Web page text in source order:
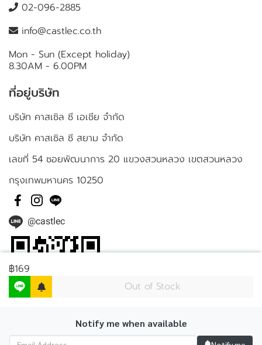
฿169
Out of Stock
Notify me when available
02-096-2885
info@castlec.co.th
Mon - Sun (Except holiday)
8.30AM - 6.00PM
ที่อยู่บริษัท
บริษัท คาสเซิล ซี เอเชีย จำกัด
บริษัท คาสเซิล ซี สยาม จำกัด
เลขที่ 54 ซอยพัฒนาการ 20 แขวงสวนหลวง เขตสวนหลวง
กรุงเทพมหานคร 10250
@castlec